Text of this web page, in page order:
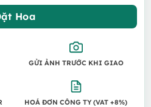
Hoa
GỬI ẢNH TRƯỚC KHI GIAO
HOÁ ĐƠN CÔNG TY (VAT +8%)